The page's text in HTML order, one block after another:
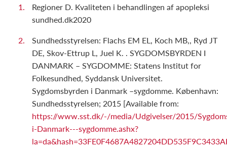
Regioner D. Kvaliteten i behandlingen af apopleksi
sundhed.dk2020
Sundhedsstyrelsen: Flachs EM EL, Koch MB,, Ryd JT
DE, Skov-Ettrup L, Juel K. . SYGDOMSBYRDEN I
DANMARK – SYGDOMME: Statens Institut for
Folkesundhed, Syddansk Universitet.
Sygdomsbyrden i Danmark –sygdomme. København:
Sundhedsstyrelsen; 2015 [Available from:
https://www.sst.dk/-/media/Udgivelser/2015/
i-Danmark---sygdomme.ashx?